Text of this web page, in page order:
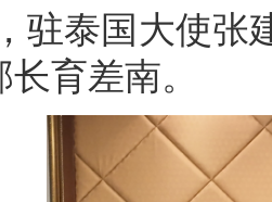
驻泰国大使张
育差南。